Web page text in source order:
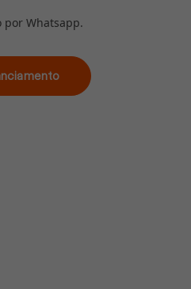
por Whatsapp.